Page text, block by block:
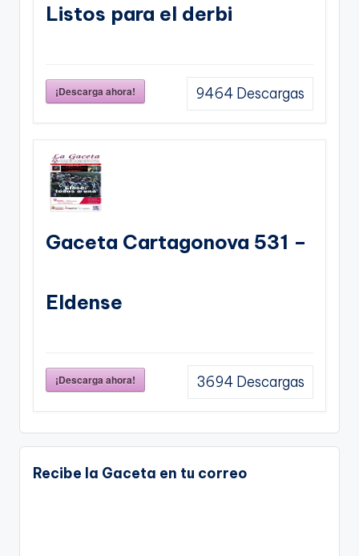
Listos para el derbi
¡Descarga ahora! 9464 Descargas
Gaceta Cartagonova 531 –
Eldense
¡Descarga ahora! 3694 Descargas
Recibe la Gaceta en tu correo